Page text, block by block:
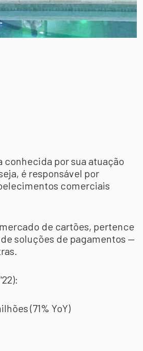
conhecida por sua atuação
é responsável por
comerciais
de cartões, pertence
soluções de pagamentos —
(71% YoY)